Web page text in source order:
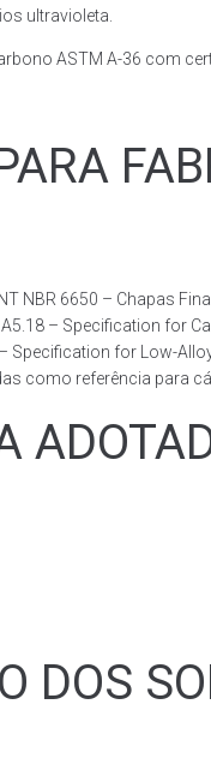
ultravioleta.
ASTM A-36 com
NBR 6650 – Chapas
– Specification for
for Low-
como referência para
DOS